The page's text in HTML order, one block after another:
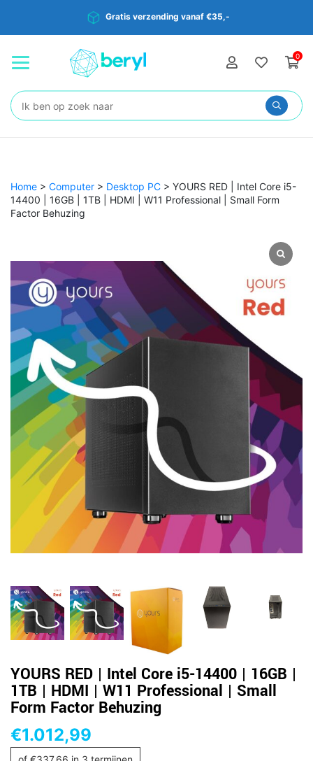
Gratis verzending vanaf €35,-
0
Zoeken:
Home > Computer > Desktop PC > YOURS RED | Intel Core i5-
14400 | 16GB | 1TB | HDMI | W11 Professional | Small Form
Factor Behuzing
YOURS RED | Intel Core i5-14400 | 16GB |
1TB | HDMI | W11 Professional | Small
Form Factor Behuzing
€1.012,99